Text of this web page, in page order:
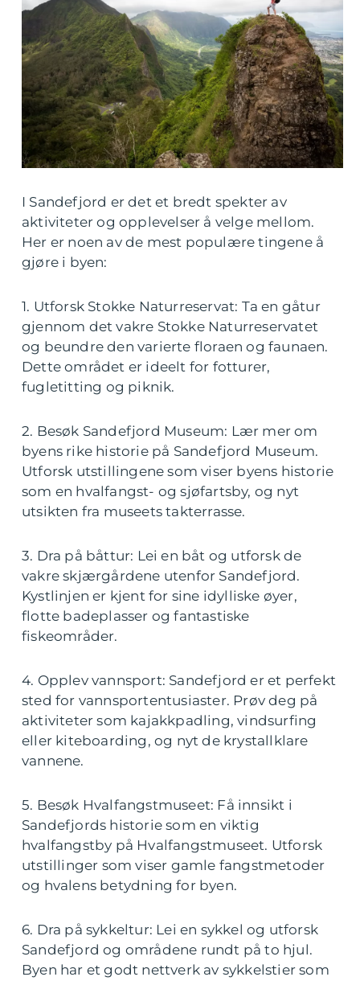
I Sandefjord er det et bredt spekter av
aktiviteter og opplevelser å velge mellom.
Her er noen av de mest populære tingene å
gjøre i byen:
1. Utforsk Stokke Naturreservat: Ta en gåtur
gjennom det vakre Stokke Naturreservatet
og beundre den varierte floraen og faunaen.
Dette området er ideelt for fotturer,
fugletitting og piknik.
2. Besøk Sandefjord Museum: Lær mer om
byens rike historie på Sandefjord Museum.
Utforsk utstillingene som viser byens historie
som en hvalfangst- og sjøfartsby, og nyt
utsikten fra museets takterrasse.
3. Dra på båttur: Lei en båt og utforsk de
vakre skjærgårdene utenfor Sandefjord.
Kystlinjen er kjent for sine idylliske øyer,
flotte badeplasser og fantastiske
fiskeområder.
4. Opplev vannsport: Sandefjord er et perfekt
sted for vannsportentusiaster. Prøv deg på
aktiviteter som kajakkpadling, vindsurfing
eller kiteboarding, og nyt de krystallklare
vannene.
5. Besøk Hvalfangstmuseet: Få innsikt i
Sandefjords historie som en viktig
hvalfangstby på Hvalfangstmuseet. Utforsk
utstillinger som viser gamle fangstmetoder
og hvalens betydning for byen.
6. Dra på sykkeltur: Lei en sykkel og utforsk
Sandefjord og områdene rundt på to hjul.
Byen har et godt nettverk av sykkelstier som